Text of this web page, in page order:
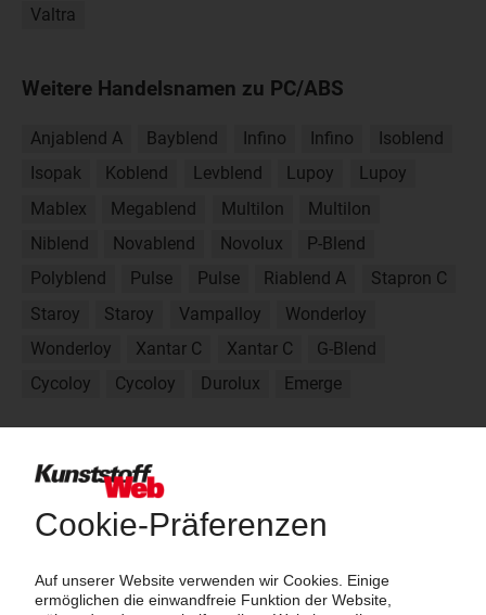
Valtra
Weitere Handelsnamen zu PC/ABS
Anjablend A Bayblend Infino Infino
Isoblend
Isopak
Koblend Levblend Lupoy
Lupoy
Mablex
Megablend Multilon
Multilon
Niblend
Novablend Novolux
P-Blend
Polyblend
Pulse Pulse Riablend A
Stapron C
Staroy
Staroy Vampalloy
Wonderloy
Wonderloy
Xantar C Xantar C
G-Blend
Cycoloy
Cycoloy Durolux Emerge